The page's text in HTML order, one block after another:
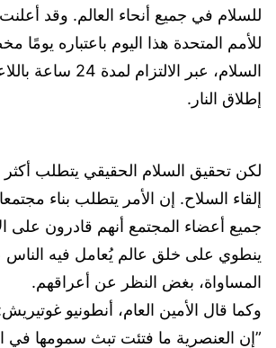
للسلام في جميع أنحاء العالم. وقد
للأمم المتحدة هذا اليوم باعتباره يومًا
السلام، عبر الالتزام
إطلاق النار.
لكن تحقيق السلام الحقيقي يتطلب
إلقاء السلاح. إن الأمر يتطلب بناء
جميع أعضاء المجتمع أنهم قادرون على
ينطوي على خلق عالم يُعامل فيه
المساواة، بغض النظر عن أعراقهم.
وكما قال الأمين العام، أنطونيو
”إن العنصرية ما فتئت تبث سمومها